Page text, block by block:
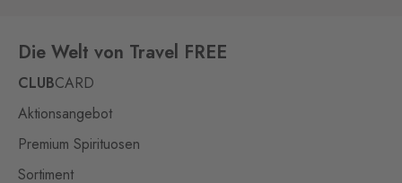
Die Welt von Travel FREE
CLUBCARD
Aktionsangebot
Premium Spirituosen
Sortiment